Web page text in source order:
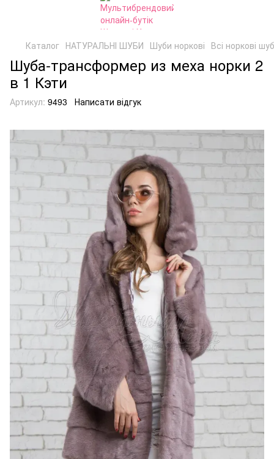
Каталог НАТУРАЛЬНІ ШУБИ Шуби норкові Всі норкові
Шуба-трансформер из меха норки 2
в 1 Кэти
Артикул: 9493 Написати відгук